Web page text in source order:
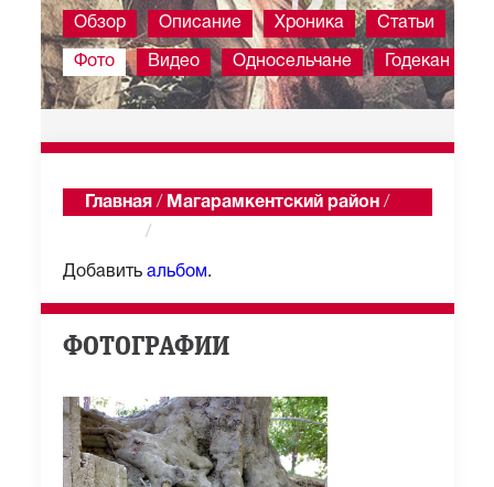
Обзор Описание Хроника Статьи
Фото Видео Односельчане Годекан
Главная / Магарамкентский район /
/
Добавить альбом .
ФОТОГРАФИИ